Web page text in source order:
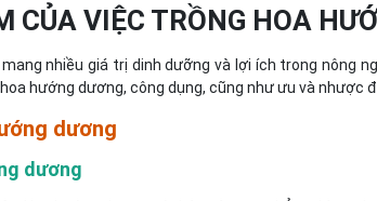
CỦA VIỆC TRỒNG HOA
nhiều giá trị dinh dưỡng và lợi ích trong nông
hướng dương, công dụng, cũng như ưu và nhược
dương
dương